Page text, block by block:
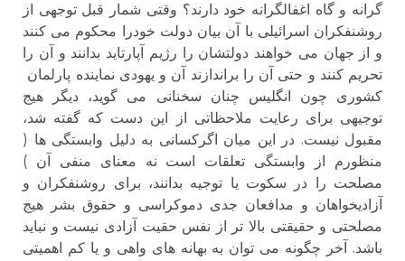
گرانه و گاه اغفالگرانه خود دارند؟ وقتی شمار قبل توجهی از
روشنفکران اسرائیلی با آن بیان دولت خودرا محکوم می کنند
و از جهان می خواهند دولتشان را رژیم آپارتاید بدانند و آن را
تحریم کنند و حتی آن را براندازند آن و یهودی نماینده پارلمان
کشوری چون انگلیس چنان سخنانی می گوید، دیگر هیج
توجیهی برای رعایت ملاحظاتی از این دست که گفته شد،
مقبول نیست. در این میان اگرکسانی به دلیل وابستگی ها (
منظورم از وابستگی تعلقات است نه معنای منفی آن )
مصلحت را در سکوت یا توجیه بدانند، برای روشنفکران و
آزادیخواهان و مدافعان جدی دموکراسی و حقوق بشر هیج
مصلحتی و حقیقتی بالا تر از نفس حقیت آزادی نیست و نباید
باشد. آخر چگونه می توان به بهانه های واهی و یا کم اهمیتی